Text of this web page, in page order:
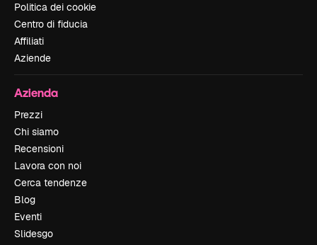
Politica dei cookie
Centro di fiducia
Affiliati
Aziende
Azienda
Prezzi
Chi siamo
Recensioni
Lavora con noi
Cerca tendenze
Blog
Eventi
Slidesgo